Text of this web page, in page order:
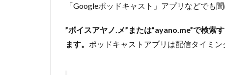
「Googleポッドキャスト」アプリなどでも聞
”ボイスアヤノ.メ”または”ayano.me”で検
ます。 ポッドキャストアプリは配信タイミ